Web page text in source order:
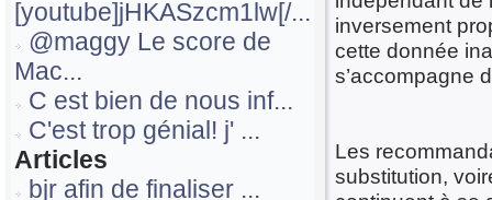
[youtube]jHKASzcm1lw[/...
@maggy Le score de
Mac...
C est bien de nous inf...
C'est trop génial! j' ...
Articles
bjr afin de finaliser ...
inversement
cette donnée
s’accompagne
Les
substitution,